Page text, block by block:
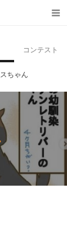
コンテスト
ちゃん